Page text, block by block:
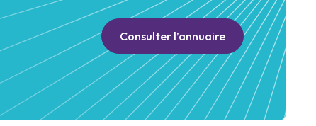
Consulter l’annuaire